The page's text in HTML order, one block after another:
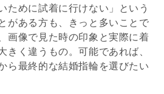
ために試着に行けない」という
がある方も、きっと多いことで
画像で見た時の印象と実際に着
きく違うもの。可能であれば、
ら最終的な結婚指輪を選びたい